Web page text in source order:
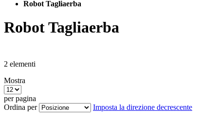
Robot Tagliaerba
Robot Tagliaerba
2 elementi
Mostra
per pagina
Ordina per
Imposta la direzione decrescente